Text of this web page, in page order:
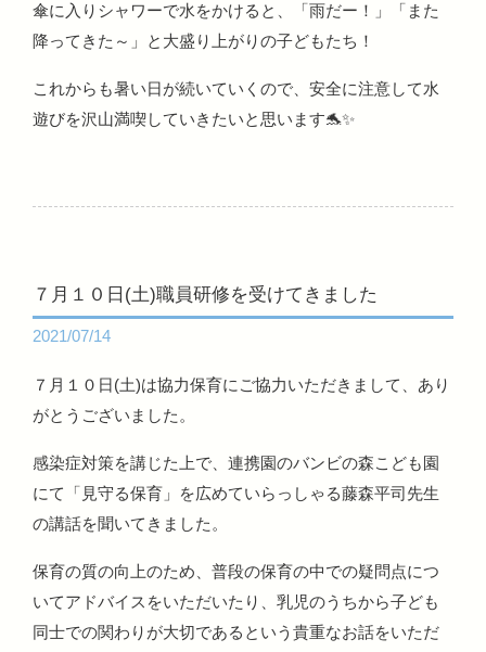
傘に入りシャワーで水をかけると、「雨だー！」「また
降ってきた～」と大盛り上がりの子どもたち！
これからも暑い日が続いていくので、安全に注意して水
遊びを沢山満喫していきたいと思います🐬✨
７月１０日(土)職員研修を受けてきました
2021/07/14
７月１０日(土)は協力保育にご協力いただきまして、あり
がとうございました。
感染症対策を講じた上で、連携園のバンビの森こども園
にて「見守る保育」を広めていらっしゃる藤森平司先生
の講話を聞いてきました。
保育の質の向上のため、普段の保育の中での疑問点につ
いてアドバイスをいただいたり、乳児のうちから子ども
同士での関わりが大切であるという貴重なお話をいただ